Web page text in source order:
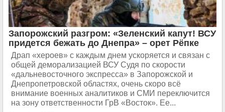
Запорожский разгром: «Зеленский капут! ВСУ
придется бежать до Днепра» – орет Рёпке
Драп «хероев» с каждым днем ускоряется и связан с
общей деморализацией ВСУ Судя по скорости
«дальневосточного экспресса» в Запорожской и
Днепропетровской областях, очень скоро всё
внимание военных аналитиков и СМИ переключится
на зону ответственности ГрВ «Восток». Ее...